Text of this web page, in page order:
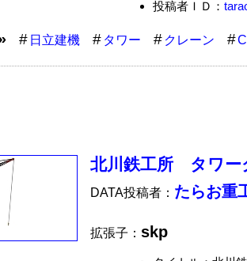
投稿者ＩＤ：
日立建機 タワー クレーン C
北川鉄工所 タワ
DATA投稿者： たらお重
拡張子： skp